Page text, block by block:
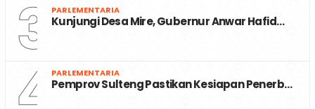
3 PARLEMENTARIA
Kunjungi Desa Mire, Gubernur Anwar Hafid…
4 PARLEMENTARIA
Pemprov Sulteng Pastikan Kesiapan Penerb…